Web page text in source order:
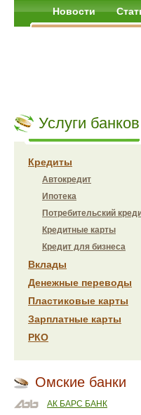
Новости
Услуги банков
Кредиты
Автокредит
Ипотека
Потребительский
Кредитные карты
Кредит для бизнеса
Вклады
Денежные переводы
Пластиковые карты
Зарплатные карты
РКО
Омские банки
АК БАРС БАНК